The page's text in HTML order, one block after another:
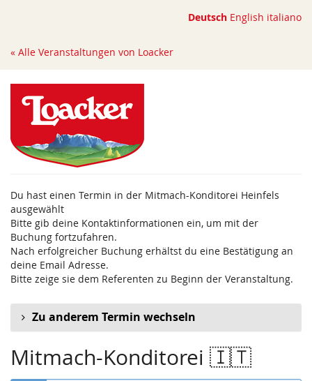
springen
Deutsch English italiano
« Alle Veranstaltungen von Loacker
Du hast einen Termin in der Mitmach-Konditorei Heinfels
ausgewählt
Bitte gib deine Kontaktinformationen ein, um mit der
Buchung fortzufahren.
Nach erfolgreicher Buchung erhältst du eine Bestätigung an
deine Email Adresse.
Bitte zeige sie dem Referenten zu Beginn der Veranstaltung.
Zu anderem Termin wechseln
Mitmach-Konditorei 🇮🇹